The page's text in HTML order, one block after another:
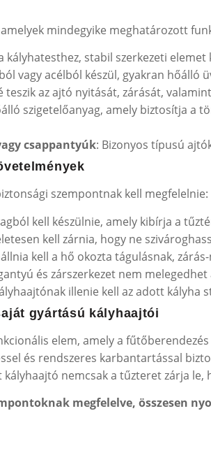
mindegyike meghatározott
kályhatesthez, stabil szerkezeti elemet
vagy acélból készül, gyakran hőálló
teszik az ajtó nyitását, zárását,
szigetelőanyag, amely biztosítja a
csappantyúk: Bizonyos típusú
szempontnak kell megfelelnie:
kell készülnie, amely kibírja a
kell zárnia, hogy ne
kell a hő okozta tágulásnak,
és zárszerkezet nem
illenie kell az adott kályha
gyártású kályhaajtói
elem, amely a
és rendszeres karbantartással
nemcsak a tűzteret zárja le,
megfelelve, összesen